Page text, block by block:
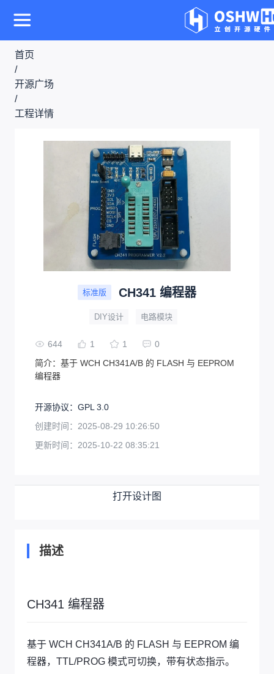
首页
/
开源广场
/
工程详情
标准版 CH341 编程器
DIY设计 电路模块
644 1 1
0
简介： 基于 WCH CH341A/B 的 FLASH 与 EEPROM
编程器
开源协议： GPL 3.0
创建时间： 2025-08-29 10:26:50
更新时间： 2025-10-22 08:35:21
打开设计图
描述
CH341 编程器
基于 WCH CH341A/B 的 FLASH 与 EEPROM 编
程器，TTL/PROG 模式可切换，带有状态指示。